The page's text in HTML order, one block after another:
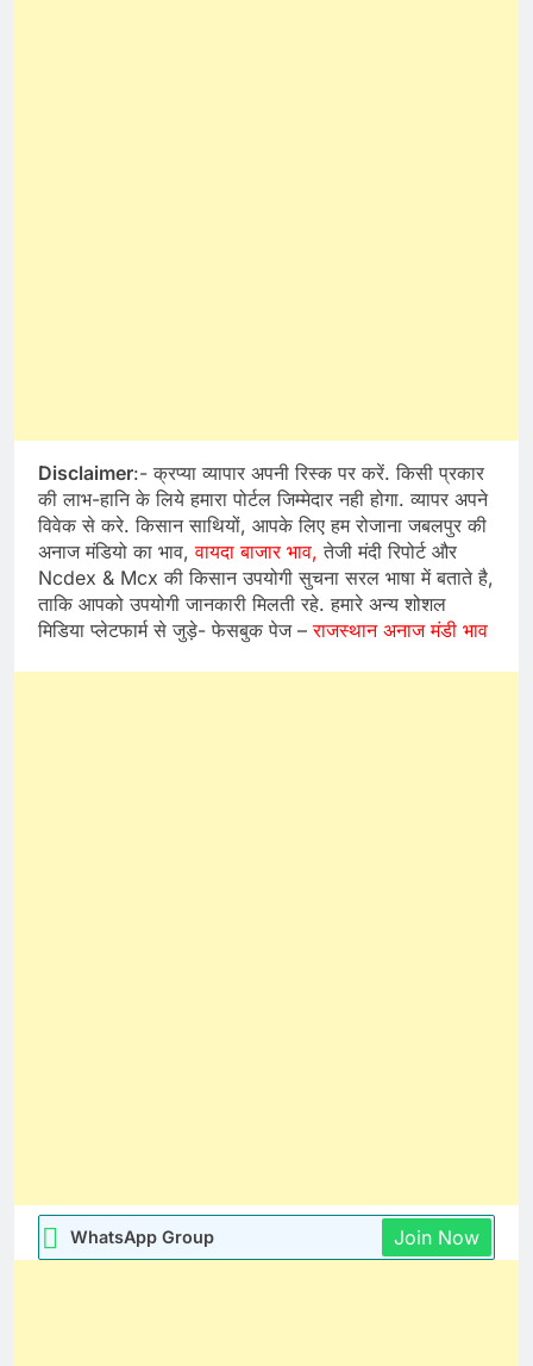
Disclaimer:- क्रप्या व्यापार अपनी रिस्क पर करें. किसी प्रकार
की लाभ-हानि के लिये हमारा पोर्टल जिम्मेदार नही होगा. व्यापर अपने
विवेक से करे. किसान साथियों, आपके लिए हम रोजाना जबलपुर की
अनाज मंडियो का भाव, वायदा बाजार भाव, तेजी मंदी रिपोर्ट और
Ncdex & Mcx की किसान उपयोगी सुचना सरल भाषा में बताते है,
ताकि आपको उपयोगी जानकारी मिलती रहे. हमारे अन्य शोशल
मिडिया प्लेटफार्म से जुड़े- फेसबुक पेज –राजस्थान अनाज मंडी भाव
WhatsApp Group Join Now